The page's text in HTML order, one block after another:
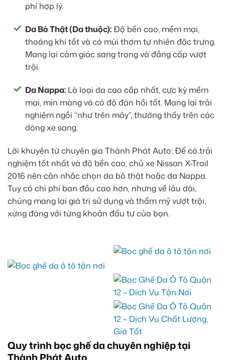
phí hợp lý.
Da Bò Thật (Da thuộc):Độ bền cao, mềm mại,
thoáng khí tốt và có mùi thơm tự nhiên đặc trưng.
Mang lại cảm giác sang trọng và đẳng cấp vượt
trội.
Da Nappa: Là loại da cao cấp nhất, cực kỳ mềm
mại, mịn màng và có độ đàn hồi tốt. Mang lại trải
nghiệm ngồi “như trên mây”, thường thấy trên các
dòng xe sang.
Lời khuyên từ chuyên gia Thành Phát Auto: Để có trải
nghiệm tốt nhất và độ bền cao, chủ xe Nissan X-Trail
2016 nên cân nhắc chọn da bò thật hoặc da Nappa.
Tuy có chi phí ban đầu cao hơn, nhưng về lâu dài,
chúng mang lại giá trị sử dụng và thẩm mỹ vượt trội,
xứng đáng với từng khoản đầu tư của bạn.
Quy trình bọc ghế da chuyên nghiệp tại